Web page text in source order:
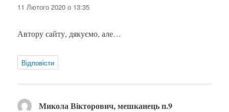
11 Лютого 2020 о 13:35
Автору сайту, дякуємо, але…
Відповіcти
Микола Вікторович, мешканець п.9